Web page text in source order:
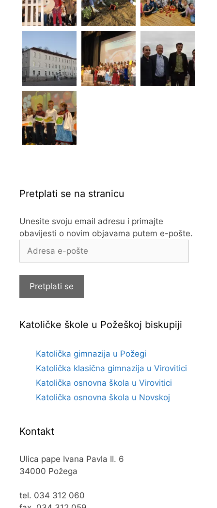
Pretplati se na stranicu
Unesite svoju email adresu i primajte
obavijesti o novim objavama putem e-pošte.
Adresa
Pretplati se
Katoličke škole u Požeškoj biskupiji
Katolička gimnazija u Požegi
Katolička klasična gimnazija u Virovitici
Katolička osnovna škola u Virovitici
Katolička osnovna škola u Novskoj
Kontakt
Ulica pape Ivana Pavla II. 6
34000 Požega
tel. 034 312 060